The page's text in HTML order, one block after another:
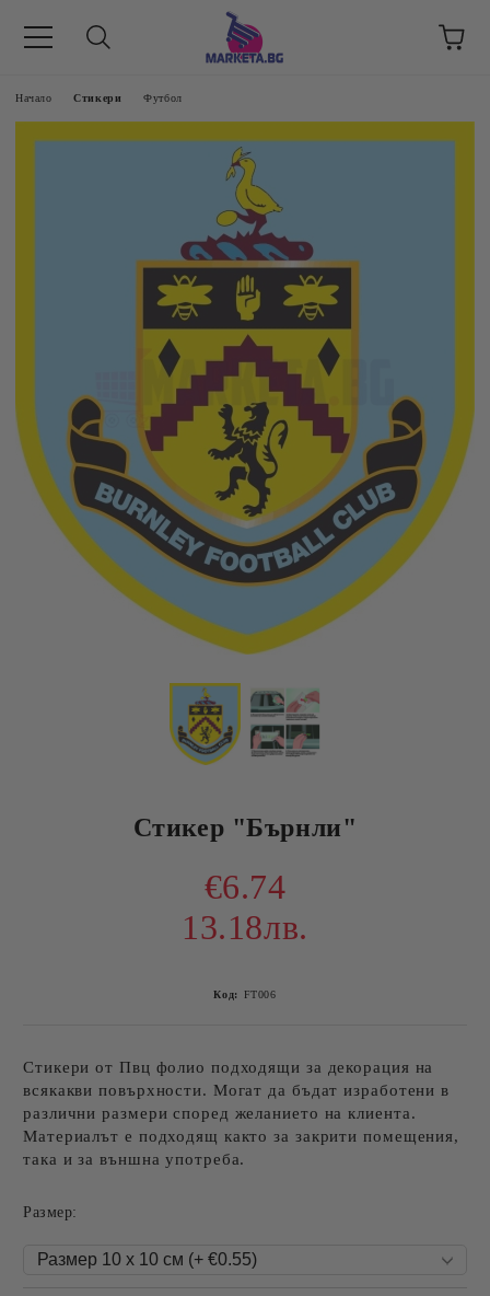
8 -17 ч/
Начало Стикери Футбол
Стикер "Бърнли"
€6.74
13.18лв.
Код: FT006
Стикери от Пвц фолио подходящи за декорация на
всякакви повърхности. Могат да бъдат изработени в
различни размери според желанието на клиента.
Материалът е подходящ както за закрити помещения,
така и за външна употреба.
Размер: